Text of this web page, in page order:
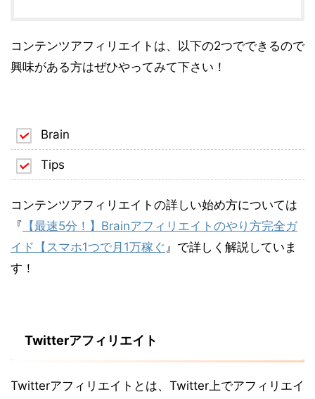
コンテンツアフィリエイトは、以下の2つでできるので
興味がある方はぜひやってみて下さい！
Brain
Tips
コンテンツアフィリエイトの詳しい始め方については
『 【最速5分！】Brainアフィリエイトのやり方完全ガ
イド【スマホ1つで月1万稼ぐ 』で詳しく解説していま
す！
Twitterアフィリエイト
Twitterアフィリエイトとは、Twitter上でアフィリエイ